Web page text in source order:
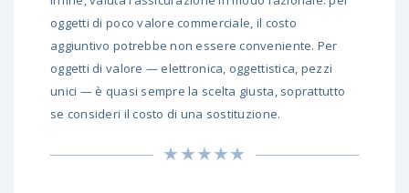
oggetti di poco valore commerciale, il costo
aggiuntivo potrebbe non essere conveniente. Per
oggetti di valore — elettronica, oggettistica, pezzi
unici — è quasi sempre la scelta giusta, soprattutto
se consideri il costo di una sostituzione.